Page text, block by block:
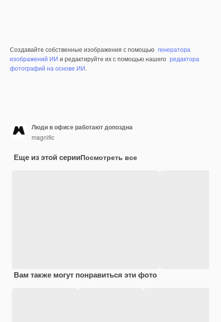
Создавайте собственные изображения с помощью генератора
изображений ИИ и редактируйте их с помощью нашего редактора
фотографий на основе ИИ.
Люди в офисе работают допоздна
magnific
Еще из этой серииПосмотреть все
Вам также могут понравиться эти фото